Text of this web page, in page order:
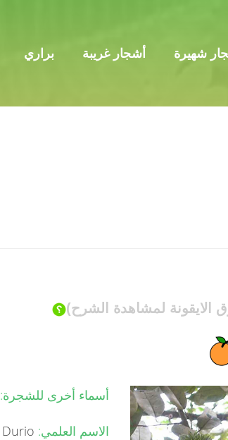
شهيرة أشجار غريبة براري
الايقونة لمشاهدة الشرح)
أسماء أخرى للشجرة:
الاسم العلمي: